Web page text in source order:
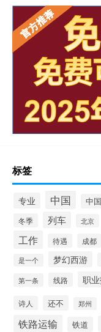
标签
专业 中国 中
冬季 列车 北京
工作 待遇 成都
是一个 梦幻西游
第一条 线路 职
诗人 还不 郑州
铁路运输 铁道